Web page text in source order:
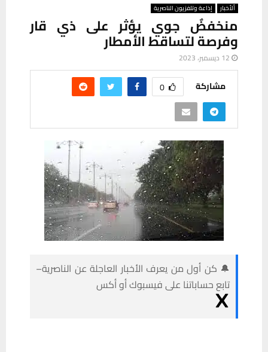
ألأخبار إذاعة وتلفزيون الناصرية
منخفضٌ جوي يؤثر على ذي قار
وفرصة لتساقط الأمطار
12 ديسمبر، 2023
مشاركة 0
🔔 كن أول من يعرف الأخبار العاجلة عن الناصرية–
تابع حساباتنا على فيسبوك أو أكس